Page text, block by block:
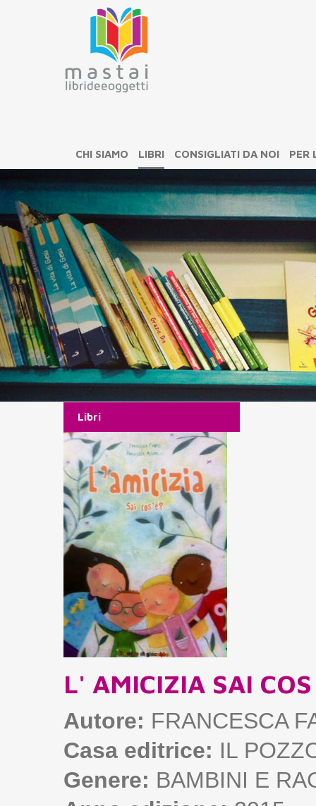
CHI SIAMO LIBRI CONSIGLIATI DA NOI PER
Libri
L' AMICIZIA SAI
Autore: FRANCESCA
Casa editrice: IL
Genere: BAMBINI E